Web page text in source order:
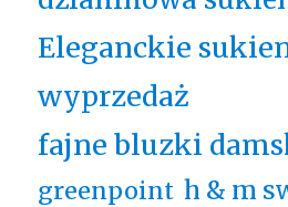
Eleganckie
wyprzedaż
fajne bluzki
greenpoint h & m